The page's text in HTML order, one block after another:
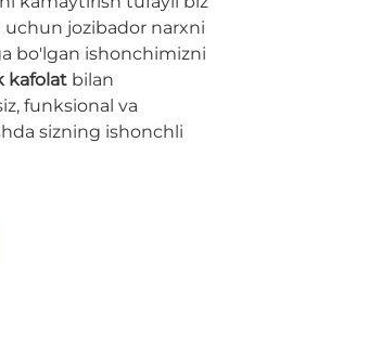
jozibador narxni
bo'lgan ishonchimizni
kafolatbilan
funksional va
sizning ishonchli